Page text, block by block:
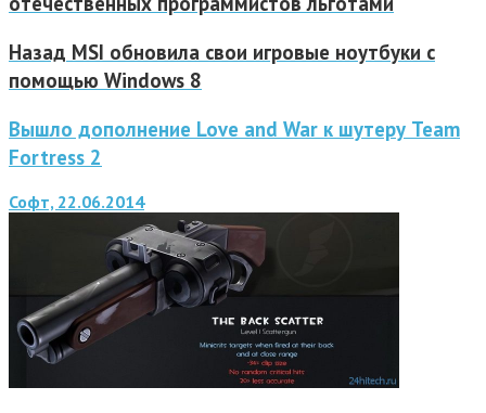
Назад MSI обновила свои игровые ноутбуки с
помощью Windows 8
Вышло дополнение Love and War к шутеру Team
Fortress 2
Софт, 22.06.2014